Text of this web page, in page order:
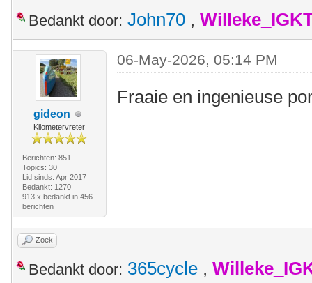
Bedankt door: John70 ,
gideon
Kilometervreter
Berichten: 851
Topics: 30
Lid sinds: Apr 2017
Bedankt: 1270
913 x bedankt in 456
berichten
06-May-2026, 05:14 PM
Fraaie en ingenieuse
Zoek
Bedankt door: 365cycle ,